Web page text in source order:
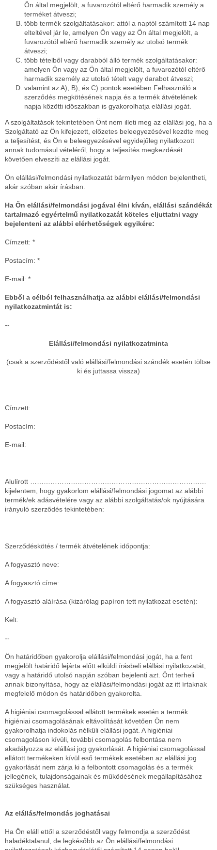
Ön által megjelölt, a fuvarozótól eltérő harmadik személy a
terméket átveszi;
több termék szolgáltatásakor: attól a naptól számított 14 nap
elteltével jár le, amelyen Ön vagy az Ön által megjelölt, a
fuvarozótól eltérő harmadik személy az utolsó termék
átveszi;
több tételből vagy darabból álló termék szolgáltatásakor:
amelyen Ön vagy az Ön által megjelölt, a fuvarozótól eltérő
harmadik személy az utolsó tételt vagy darabot átveszi;
valamint az A), B), és C) pontok esetében Felhasználó a
szerződés megkötésének napja és a termék átvételének
napja közötti időszakban is gyakorolhatja elállási jogát.
A szolgáltatások tekintetében Önt nem illeti meg az elállási jog, ha a
Szolgáltató az Ön kifejezett, előzetes beleegyezésével kezdte meg
a teljesítést, és Ön e beleegyezésével egyidejűleg nyilatkozott
annak tudomásul vételéről, hogy a teljesítés megkezdését
követően elveszíti az elállási jogát.
Ön elállási/felmondási nyilatkozatát bármilyen módon bejelentheti,
akár szóban akár írásban.
Ha Ön elállási/felmondási jogával élni kíván, elállási szándékát
tartalmazó egyértelmű nyilatkozatát köteles eljuttatni vagy
bejelenteni az alábbi elérhetőségek egyikére:
Címzett: *
Postacím: *
E-mail: *
Ebből a célból felhasználhatja az alábbi elállási/felmondási
nyilatkozatmintát is:
--
Elállási/felmondási nyilatkozatminta
(csak a szerződéstől való elállási/felmondási szándék esetén töltse
ki és juttassa vissza)
Címzett:
Postacím:
E-mail:
Alulírott ……………………………………………………………………
kijelentem, hogy gyakorlom elállási/felmondási jogomat az alábbi
termék/ek adásvételére vagy az alábbi szolgáltatás/ok nyújtására
irányuló szerződés tekintetében:
Szerződéskötés / termék átvételének időpontja:
A fogyasztó neve:
A fogyasztó címe:
A fogyasztó aláírása (kizárólag papíron tett nyilatkozat esetén):
Kelt:
--
Ön határidőben gyakorolja elállási/felmondási jogát, ha a fent
megjelölt határidő lejárta előtt elküldi írásbeli elállási nyilatkozatát,
vagy a határidő utolsó napján szóban bejelenti azt. Önt terheli
annak bizonyítása, hogy az elállási/felmondási jogát az itt írtaknak
megfelelő módon és határidőben gyakorolta.
A higiéniai csomagolással ellátott termékek esetén a termék
higiéniai csomagolásának eltávolítását követően Ön nem
gyakorolhatja indokolás nélküli elállási jogát. A higiéniai
csomagoláson kívüli, további csomagolás felbontása nem
akadályozza az elállási jog gyakorlását. A higiéniai csomagolással
ellátott termékeken kívül eső termékek esetében az elállási jog
gyakorlását nem zárja ki a felbontott csomagolás és a termék
jellegének, tulajdonságainak és működésének megállapításához
szükséges használat.
Az elállás/felmondás joghatásai
Ha Ön eláll ettől a szerződéstől vagy felmondja a szerződést
haladéktalanul, de legkésőbb az Ön elállási/felmondási